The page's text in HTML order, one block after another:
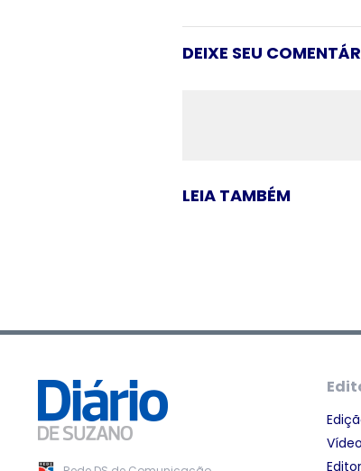
DEIXE SEU
LEIA TAMBÉM